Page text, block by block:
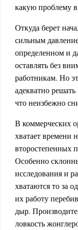
какую проблему
Откуда берет
сильным
определенном и
оставлять без
работникам. Но
адекватно
что неизбежно
В коммерческих
хватает времени
второстепенных
Особенно
исследования и
хватаются то за
их работу
дыр.
ловкость